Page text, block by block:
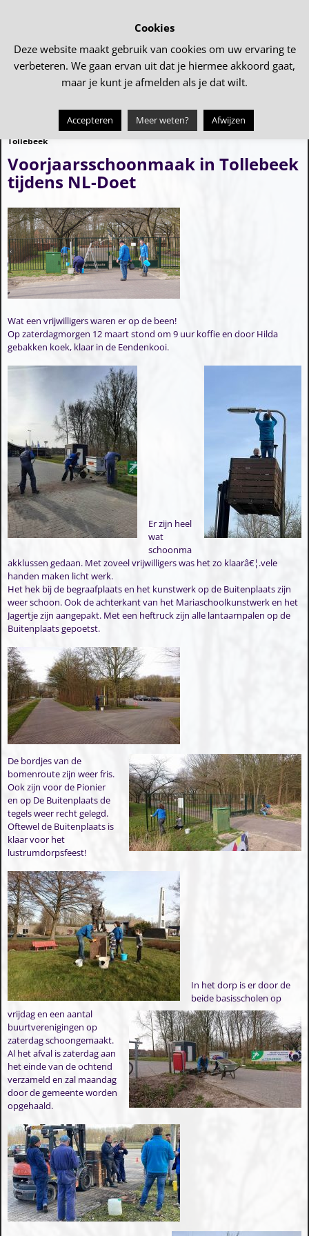
Bericht navigatie
Jaarvergadering Dorpsbelang
Tollebeek
Perkplantenactie
Voorjaarsschoonmaak in Tollebeek
tijdens NL-Doet
Wat een vrijwilligers waren er op de been!
Op zaterdagmorgen 12 maart stond om 9 uur koffie en door Hilda
gebakken koek, klaar in de Eendenkooi.
Er zijn heel
wat
schoonma
akklussen gedaan. Met zoveel vrijwilligers was het zo klaarâ€¦.vele
handen maken licht werk.
Het hek bij de begraafplaats en het kunstwerk op de Buitenplaats zijn
weer schoon. Ook de achterkant van het Mariaschoolkunstwerk en het
Jagertje zijn aangepakt. Met een heftruck zijn alle lantaarnpalen op de
Buitenplaats gepoetst.
De bordjes van de
bomenroute zijn weer fris.
Ook zijn voor de Pionier
en op De Buitenplaats de
tegels weer recht gelegd.
Oftewel de Buitenplaats is
klaar voor het
lustrumdorpsfeest!
In het dorp is er door de
beide basisscholen op
vrijdag en een aantal
buurtverenigingen op
zaterdag schoongemaakt.
Al het afval is zaterdag aan
het einde van de ochtend
verzameld en zal maandag
door de gemeente worden
opgehaald.
Cookies
Deze website maakt gebruik van cookies om uw ervaring te
verbeteren. We gaan ervan uit dat je hiermee akkoord gaat,
maar je kunt je afmelden als je dat wilt.
Accepteren Meer weten? Afwijzen